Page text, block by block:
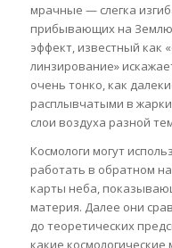
мрачные — слегка
прибывающих на Землю
эффект, известный как
линзирование»
очень тонко, как
расплывчатыми в
слои воздуха разной
Космологи могут
работать в обратном
карты неба,
материя. Далее они
до теоретических
какие космологические